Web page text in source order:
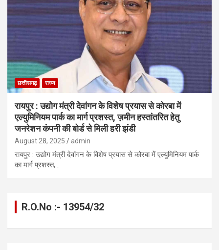
छत्तीसगढ़ राज्य
रायपुर : उद्योग मंत्री देवांगन के विशेष प्रयास से कोरबा में
एल्युमिनियम पार्क का मार्ग प्रशस्त, ज़मीन हस्तांतरित हेतु
जनरेशन कंपनी की बोर्ड से मिली हरी झंडी
August 28, 2025 admin
रायपुर : उद्योग मंत्री देवांगन के विशेष प्रयास से कोरबा में एल्युमिनियम पार्क
का मार्ग प्रशस्त,…
R.O.No :- 13954/32